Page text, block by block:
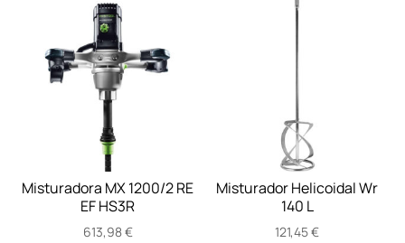
Misturadora MX 1200/2 RE
EF HS3R
613,98€
Misturador Helicoidal Wr
140 L
121,45€